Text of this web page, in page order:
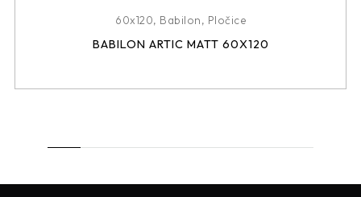
60x120, Babilon, Pločice
BABILON ARTIC MATT 60X120